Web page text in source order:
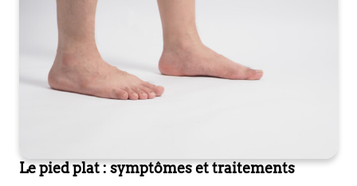
Le pied plat : symptômes et traitements